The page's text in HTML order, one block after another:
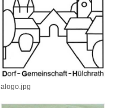
alogo.jpg